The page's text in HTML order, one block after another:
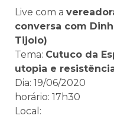
Live com a
conversa com
Tijolo)
Tema: Cutuco da
utopia e
Dia: 19/06/2020
horário: 17h30
Local: